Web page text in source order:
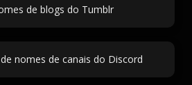
de blogs do Tumblr
nomes de canais do Discord